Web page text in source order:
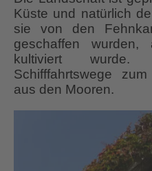
Küste und natürlich
sie von den
geschaffen
kultiviert
Schifffahrtswege
aus den Mooren.